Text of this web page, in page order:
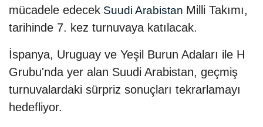
mücadele edecek Suudi Arabistan Milli Takımı,
tarihinde 7. kez turnuvaya katılacak.
İspanya, Uruguay ve Yeşil Burun Adaları ile H
Grubu'nda yer alan Suudi Arabistan, geçmiş
turnuvalardaki sürpriz sonuçları tekrarlamayı
hedefliyor.